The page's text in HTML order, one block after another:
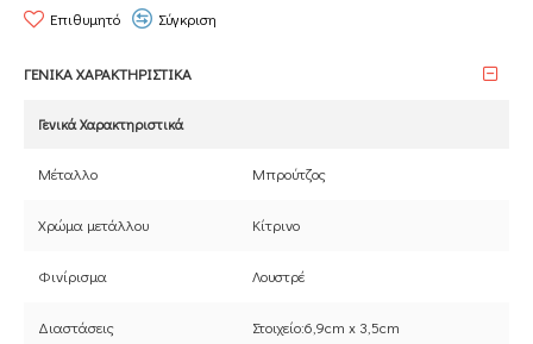
Επιθυμητό Σύγκριση
ΓΕΝΙΚΑ ΧΑΡΑΚΤΗΡΙΣΤΙΚΑ
Γενικά Χαρακτηριστικά
Μέταλλο Μπρούτζος
Χρώμα μετάλλου Κίτρινο
Φινίρισμα Λουστρέ
Διαστάσεις Στοιχείο:6,9cm x 3,5cm